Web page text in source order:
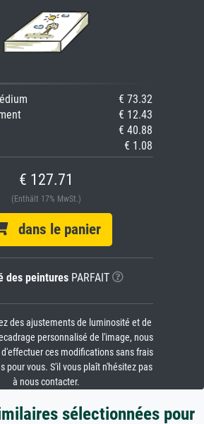
€ 73.32
€ 12.43
€ 40.88
€ 1.08
€ 127.71
(Enthält 17% MwSt.)
dans le panier
des peinturesPARFAIT
des ajustements de luminosité et de
personnalisé de l'image, nous
ces modifications sans frais
pour vous. S'il vous plaît n'hésitez pas
à nous contacter.
sélectionnées pour